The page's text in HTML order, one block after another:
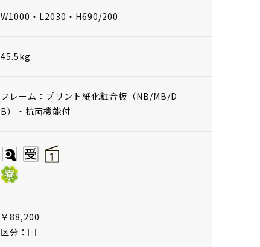
W1000・L2030・H690/200
45.5kg
フレーム：プリント紙化粧合板（NB/MB/D
B）・抗菌機能付
￥88,200
区分：□